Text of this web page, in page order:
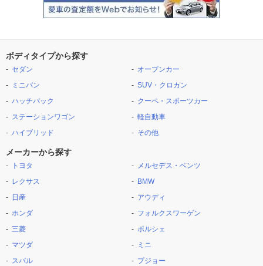
ボディタイプから探す
セダン
ミニバン
ハッチバック
ステーションワゴン
ハイブリッド
オープンカー
SUV・クロカン
クーペ・スポーツカー
軽自動車
その他
メーカーから探す
トヨタ
レクサス
日産
ホンダ
三菱
マツダ
スバル
メルセデス・ベンツ
BMW
アウディ
フォルクスワーゲン
ポルシェ
ミニ
プジョー